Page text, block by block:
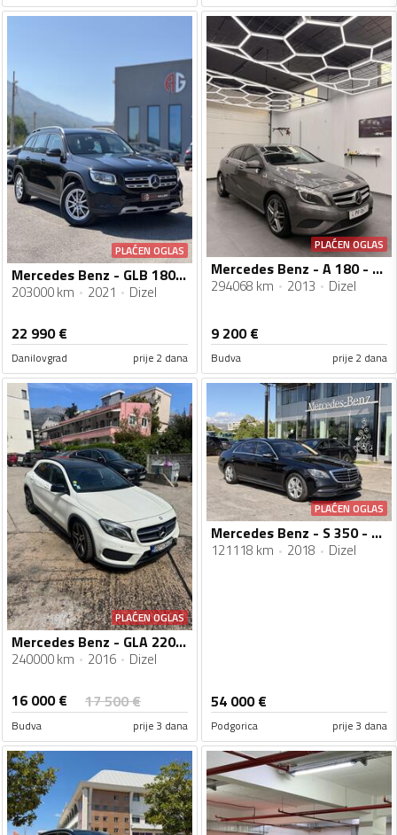
PLAĆEN OGLAS
Mercedes Benz - GLB 180 - 2.0D 116KS AUTOMATIK 31/01/2022
203000 km 2021 Dizel
22 990€
Danilovgrad prije 2 dana
PLAĆEN OGLAS
Mercedes Benz - A 180 - cdi
294068 km 2013 Dizel
9 200€
Budva prije 2 dana
PLAĆEN OGLAS
Mercedes Benz - GLA 220 - GLA 220D 4MATIC AMG
240000 km 2016 Dizel
16 000€ 17 500€
Budva prije 3 dana
PLAĆEN OGLAS
Mercedes Benz - S 350 - S350d 4Matic Long
121118 km 2018 Dizel
54 000€
Podgorica prije 3 dana